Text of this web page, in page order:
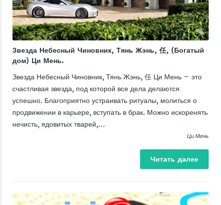
Звезда Небесный Чиновник, Тянь Жэнь, 任, (Богатый
дом) Ци Мень.
Звезда Небесный Чиновник, Тянь Жэнь, 任 Ци Мень – это
счастливая звезда, под которой все дела делаются
успешно. Благоприятно устраивать ритуалы, молиться о
продвижении в карьере, вступать в брак. Можно искоренять
нечисть, ядовитых тварей,…
Ци Мень
Читать далее